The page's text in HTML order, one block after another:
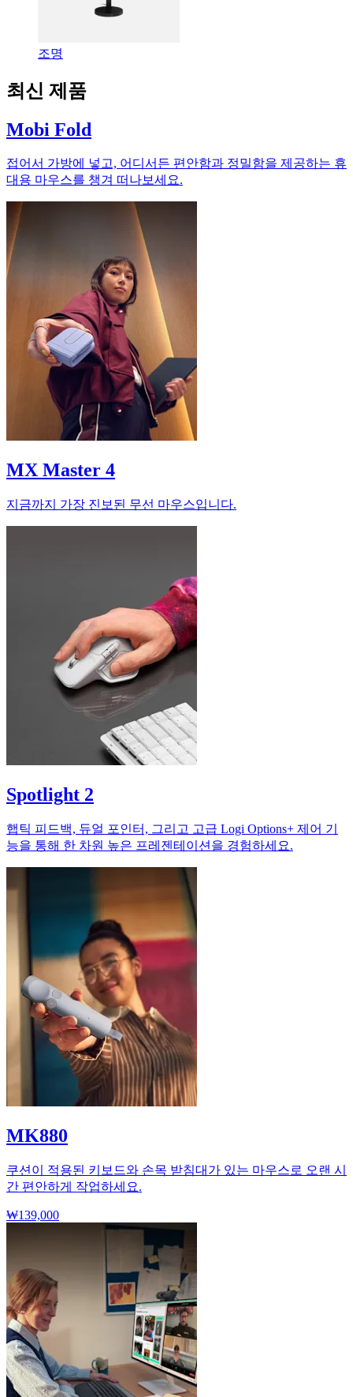
조명
최신 제품
Mobi Fold
접어서 가방에 넣고, 어디서든 편안함과 정밀함을 제공하는 휴
대용 마우스를 챙겨 떠나보세요.
MX Master 4
지금까지 가장 진보된 무선 마우스입니다.
Spotlight 2
햅틱 피드백, 듀얼 포인터, 그리고 고급 Logi Options+ 제어 기
능을 통해 한 차원 높은 프레젠테이션을 경험하세요.
MK880
쿠션이 적용된 키보드와 손목 받침대가 있는 마우스로 오랜 시
간 편안하게 작업하세요.
₩139,000